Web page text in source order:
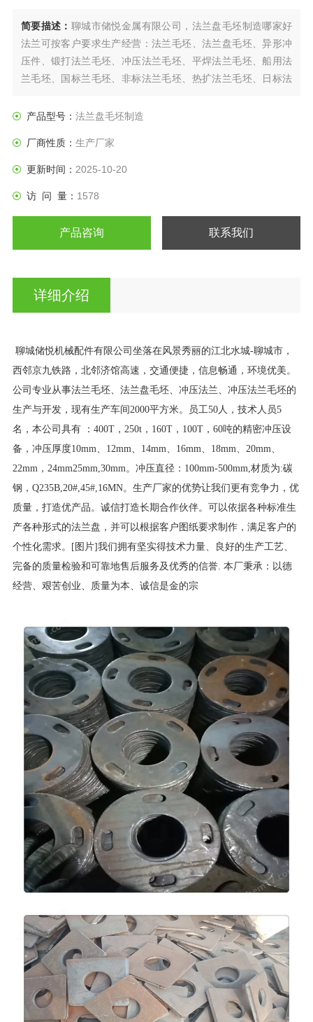
简要描述： 聊城市储悦金属有限公司，法兰盘毛坯制造哪家好
法兰可按客户要求生产经营：法兰毛坯、法兰盘毛坯、异形冲
压件、锻打法兰毛坯、冲压法兰毛坯、平焊法兰毛坯、船用法
兰毛坯、国标兰毛坯、非标法兰毛坯、热扩法兰毛坯、日标法
产品型号： 法兰盘毛坯制造
厂商性质： 生产厂家
更新时间： 2025-10-20
访 问 量： 1578
产品咨询 联系我们
详细介绍
聊城储悦机械配件有限公司坐落在风景秀丽的江北水城-聊城市，
西邻京九铁路，北邻济馆高速，交通便捷，信息畅通，环境优美。
公司专业从事法兰毛坯、法兰盘毛坯、冲压法兰、冲压法兰毛坯的
生产与开发，现有生产车间2000平方米。员工50人，技术人员5
名，本公司具有
： 400T， 250t， 160T， 100T， 60吨的精密冲压设
备，冲压厚度10mm 12mm 14mm 16mm 18mm 20mm
22mm ， 24mm25mm,30mm 。冲压直径： 100mm-500mm, 材质为:碳
钢， Q235B,20#,45#,16MN。生产厂家的优势让我们更有竞争力，优
质量，打造优产品。诚信打造长期合作伙伴。可以依据各种标准生
产各种形式的法兰盘，并可以根据客户图纸要求制作，满足客户的
个性化需求。 [ 图片]我们拥有坚实得技术力量、良好的生产工艺、
完备的质量检验和可靠地售后服务及优秀的信誉. 本厂秉承：以德
经营、艰苦创业、质量为本、诚信是金的宗